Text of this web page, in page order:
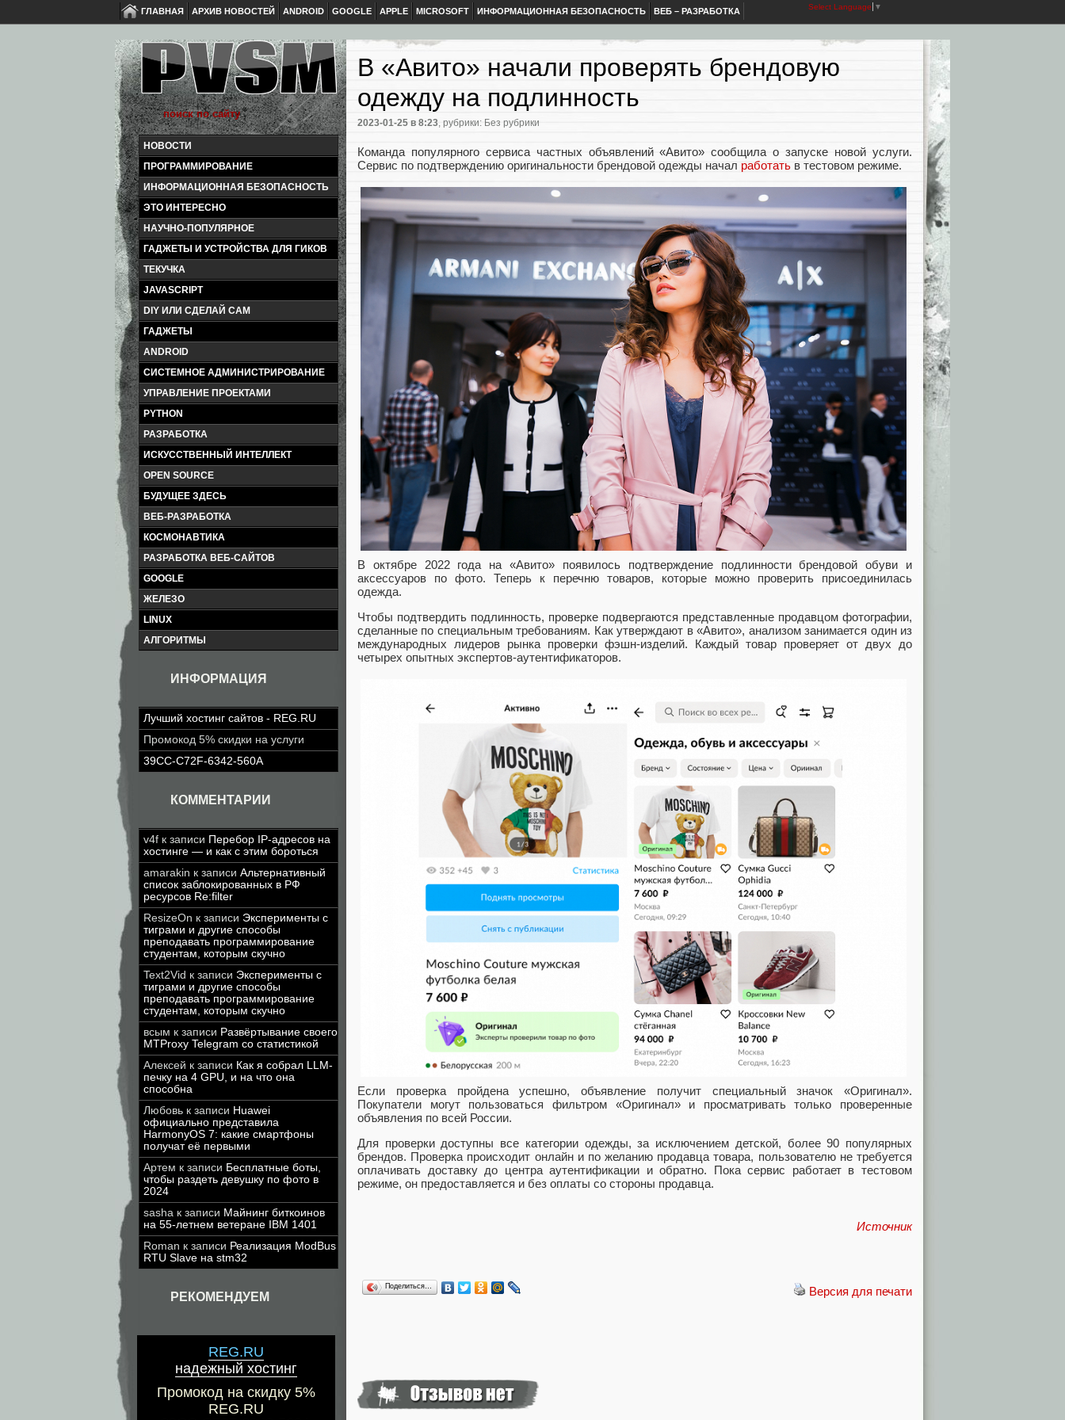
ГЛАВНАЯ АРХИВ НОВОСТЕЙ ANDROID GOOGLE APPLE MICROSOFT ИНФОРМАЦИОННАЯ БЕЗОПАСНОСТЬ ВЕБ – РАЗРАБОТКА Select Language ▼
НОВОСТИ
ПРОГРАММИРОВАНИЕ
ИНФОРМАЦИОННАЯ БЕЗОПАСНОСТЬ
ЭТО ИНТЕРЕСНО
НАУЧНО-ПОПУЛЯРНОЕ
ГАДЖЕТЫ И УСТРОЙСТВА ДЛЯ ГИКОВ
ТЕКУЧКА
JAVASCRIPT
DIY ИЛИ СДЕЛАЙ САМ
ГАДЖЕТЫ
ANDROID
СИСТЕМНОЕ АДМИНИСТРИРОВАНИЕ
УПРАВЛЕНИЕ ПРОЕКТАМИ
PYTHON
РАЗРАБОТКА
ИСКУССТВЕННЫЙ ИНТЕЛЛЕКТ
OPEN SOURCE
БУДУЩЕЕ ЗДЕСЬ
ВЕБ-РАЗРАБОТКА
КОСМОНАВТИКА
РАЗРАБОТКА ВЕБ-САЙТОВ
GOOGLE
ЖЕЛЕЗО
LINUX
АЛГОРИТМЫ
ИНФОРМАЦИЯ
Лучший хостинг сайтов - REG.RU
Промокод 5% скидки на услуги
39CC-C72F-6342-560A
КОММЕНТАРИИ
v4f к записи Перебор IP-адресов на
хостинге — и как с этим бороться
amarakin к записи Альтернативный
список заблокированных в РФ
ресурсов Re:filter
ResizeOn к записи Эксперименты с
тиграми и другие способы
преподавать программирование
студентам, которым скучно
Text2Vid к записи Эксперименты с
тиграми и другие способы
преподавать программирование
студентам, которым скучно
всым к записи Развёртывание своего
MTProxy Telegram со статистикой
Алексей к записи Как я собрал LLM-
печку на 4 GPU, и на что она
способна
Любовь к записи Huawei
официально представила
HarmonyOS 7: какие смартфоны
получат её первыми
Артем к записи Бесплатные боты,
чтобы раздеть девушку по фото в
2024
sasha к записи Майнинг биткоинов
на 55-летнем ветеране IBM 1401
Roman к записи Реализация ModBus
RTU Slave на stm32
РЕКОМЕНДУЕМ
REG.RU
надежный хостинг
Промокод на скидку 5%
REG.RU
В «Авито» начали проверять брендовую
одежду на подлинность
2023-01-25 в 8:23, рубрики: Без рубрики
Команда популярного сервиса частных объявлений «Авито» сообщила о запуске новой услуги.
Сервис по подтверждению оригинальности брендовой одежды начал работать в тестовом режиме.
В октябре 2022 года на «Авито» появилось подтверждение подлинности брендовой обуви и
аксессуаров по фото. Теперь к перечню товаров, которые можно проверить присоединилась
одежда.
Чтобы подтвердить подлинность, проверке подвергаются представленные продавцом фотографии,
сделанные по специальным требованиям. Как утверждают в «Авито», анализом занимается один из
международных лидеров рынка проверки фэшн-изделий. Каждый товар проверяет от двух до
четырех опытных экспертов-аутентификаторов.
Если проверка пройдена успешно, объявление получит специальный значок «Оригинал».
Покупатели могут пользоваться фильтром «Оригинал» и просматривать только проверенные
объявления по всей России.
Для проверки доступны все категории одежды, за исключением детской, более 90 популярных
брендов. Проверка происходит онлайн и по желанию продавца товара, пользователю не требуется
оплачивать доставку до центра аутентификации и обратно. Пока сервис работает в тестовом
режиме, он предоставляется и без оплаты со стороны продавца.
Источник
Версия для печати
Поделиться…